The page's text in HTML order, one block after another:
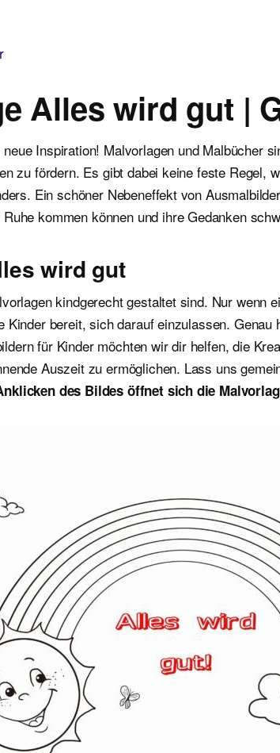
Alles wird gut |
Inspiration! Malvorlagen und Malbücher
zu fördern. Es gibt dabei keine feste Regel,
Ein schöner Nebeneffekt von
kommen können und ihre Gedanken
wird gut
kindgerecht gestaltet sind. Nur wenn
Kinder bereit, sich darauf einzulassen.
für Kinder möchten wir dir helfen, die
Auszeit zu ermöglichen. Lass uns
des Bildes öffnet sich die